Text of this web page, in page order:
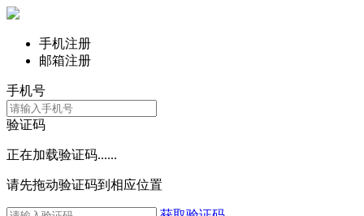
手机注册
邮箱注册
手机号
验证码
正在加载验证码......
请先拖动验证码到相应位置